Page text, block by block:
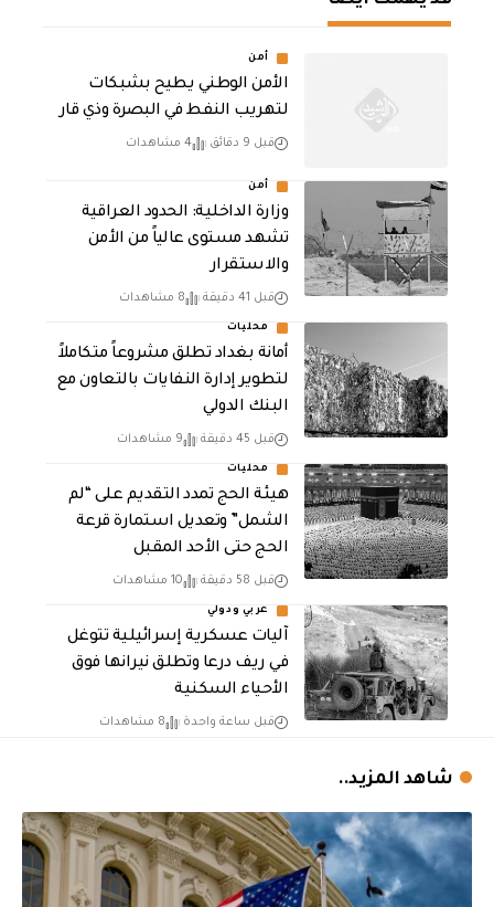
أمن
الأمن الوطني يطيح بشبكات
لتهريب النفط في البصرة وذي قار
قبل 9 دقائق 4 مشاهدات
أمن
وزارة الداخلية: الحدود العراقية
تشهد مستوى عالياً من الأمن
والاستقرار
قبل 41 دقيقة 8 مشاهدات
محليات
أمانة بغداد تطلق مشروعاً متكاملاً
لتطوير إدارة النفايات بالتعاون مع
البنك الدولي
قبل 45 دقيقة 9 مشاهدات
محليات
هيئة الحج تمدد التقديم على “لم
الشمل” وتعديل استمارة قرعة
الحج حتى الأحد المقبل
قبل 58 دقيقة 10 مشاهدات
عربي ودولي
آليات عسكرية إسرائيلية تتوغل
في ريف درعا وتطلق نيرانها فوق
الأحياء السكنية
قبل ساعة واحدة 8 مشاهدات
شاهد المزيد..